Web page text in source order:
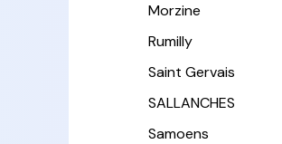
Morzine
Rumilly
Saint Gervais
SALLANCHES
Samoens